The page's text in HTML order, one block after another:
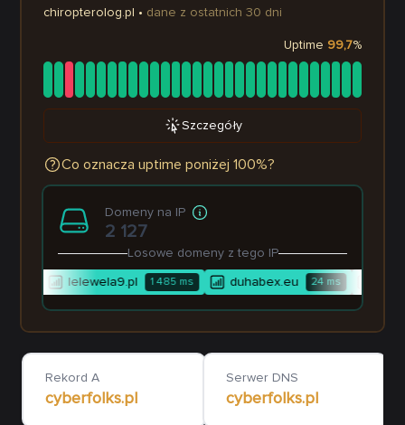
chiropterolog.pl • dane z ostatnich 30 dni
Uptime 99,7%
Szczegóły
Co oznacza uptime poniżej 100%?
Domeny na IP
2 127
Losowe domeny z tego IP
lelewela9.pl 1 485ms duhabex.eu 24ms
Rekord A
cyberfolks.pl
Serwer DNS
cyberfolks.pl